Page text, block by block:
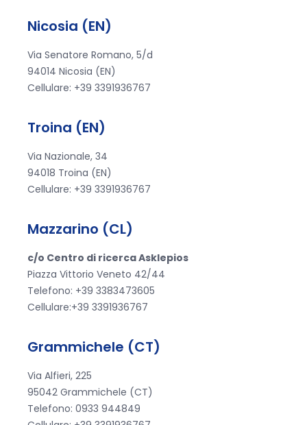
Nicosia (EN)
Via Senatore Romano, 5/d
94014 Nicosia (EN)
Cellulare: +39 3391936767
Troina (EN)
Via Nazionale, 34
94018 Troina (EN)
Cellulare: +39 3391936767
Mazzarino (CL)
c/o Centro di ricerca Asklepios
Piazza Vittorio Veneto 42/44
Telefono: +39 3383473605
Cellulare:+39 3391936767
Grammichele (CT)
Via Alfieri, 225
95042 Grammichele (CT)
Telefono: 0933 944849